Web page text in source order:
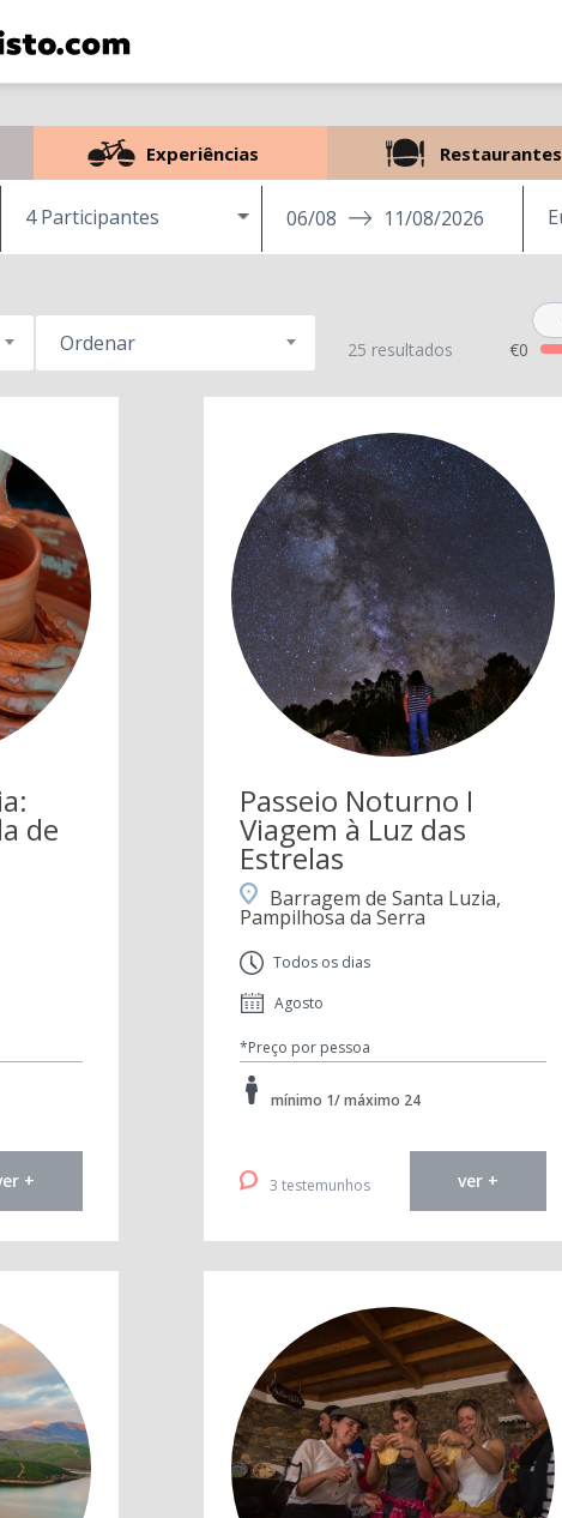
Experiências Restaurantes
4 Participantes 06/08 11/08/2026
Ordenar 25 resultados €0
de
+
Passeio Noturno I
Viagem à Luz das
Estrelas
Barragem de Santa Luzia,
Pampilhosa da Serra
Todos os dias
Agosto
*Preço por pessoa
mínimo 1/ máximo 24
3 testemunhos ver +